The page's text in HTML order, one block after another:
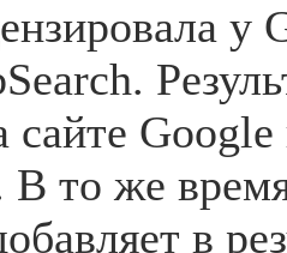
у
В то же
в